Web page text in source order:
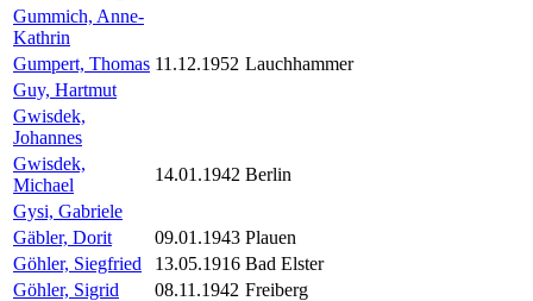
Gummich, Anne-
Kathrin
Gumpert, Thomas 11.12.1952 Lauchhammer
Guy, Hartmut
Gwisdek,
Johannes
Gwisdek,
Michael
14.01.1942 Berlin
Gysi, Gabriele
Gäbler, Dorit
09.01.1943 Plauen
Göhler, Siegfried
13.05.1916 Bad Elster
Göhler, Sigrid
08.11.1942 Freiberg